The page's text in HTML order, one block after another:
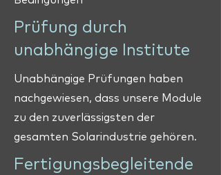
Prüfung durch
unabhängige Institute
Unabhängige Prüfungen haben
nachgewiesen, dass unsere Module
zu den zuverlässigsten der
gesamten Solarindustrie gehören.
Fertigungsbegleitende